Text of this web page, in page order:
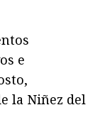
e
la Niñez del